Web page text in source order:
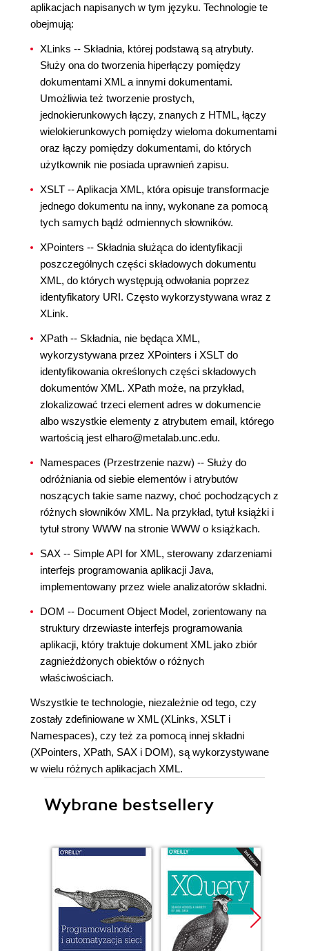
aplikacjach napisanych w tym języku. Technologie te
obejmują:
XLinks -- Składnia, której podstawą są atrybuty.
Służy ona do tworzenia hiperłączy pomiędzy
dokumentami XML a innymi dokumentami.
Umożliwia też tworzenie prostych,
jednokierunkowych łączy, znanych z HTML, łączy
wielokierunkowych pomiędzy wieloma dokumentami
oraz łączy pomiędzy dokumentami, do których
użytkownik nie posiada uprawnień zapisu.
XSLT -- Aplikacja XML, która opisuje transformacje
jednego dokumentu na inny, wykonane za pomocą
tych samych bądź odmiennych słowników.
XPointers -- Składnia służąca do identyfikacji
poszczególnych części składowych dokumentu
XML, do których występują odwołania poprzez
identyfikatory URI. Często wykorzystywana wraz z
XLink.
XPath -- Składnia, nie będąca XML,
wykorzystywana przez XPointers i XSLT do
identyfikowania określonych części składowych
dokumentów XML. XPath może, na przykład,
zlokalizować trzeci element adres w dokumencie
albo wszystkie elementy z atrybutem email, którego
wartością jest elharo@metalab.unc.edu.
Namespaces (Przestrzenie nazw) -- Służy do
odróżniania od siebie elementów i atrybutów
noszących takie same nazwy, choć pochodzących z
różnych słowników XML. Na przykład, tytuł książki i
tytuł strony WWW na stronie WWW o książkach.
SAX -- Simple API for XML, sterowany zdarzeniami
interfejs programowania aplikacji Java,
implementowany przez wiele analizatorów składni.
DOM -- Document Object Model, zorientowany na
struktury drzewiaste interfejs programowania
aplikacji, który traktuje dokument XML jako zbiór
zagnieżdżonych obiektów o różnych
właściwościach.
Wszystkie te technologie, niezależnie od tego, czy
zostały zdefiniowane w XML (XLinks, XSLT i
Namespaces), czy też za pomocą innej składni
(XPointers, XPath, SAX i DOM), są wykorzystywane
w wielu różnych aplikacjach XML.
Wybrane bestsellery